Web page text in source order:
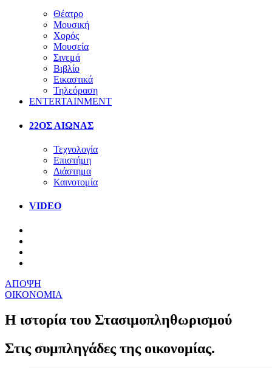
Θέατρο
Μουσική
Χορός
Μουσεία
Σινεμά
Βιβλίο
Εικαστικά
Τηλεόραση
ENTERTAINMENT
22ΟΣ ΑΙΩΝΑΣ
Τεχνολογία
Επιστήμη
Διάστημα
Καινοτομία
VIDEO
ΑΠΟΨΗ
ΟΙΚΟΝΟΜΙΑ
Η ιστορία του Στασιμοπληθωρισμού
Στις συμπληγάδες της οικονομίας.